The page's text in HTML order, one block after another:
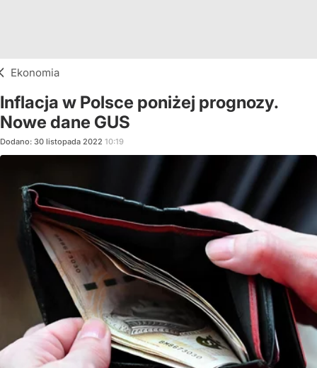
Ekonomia
Inflacja w Polsce poniżej prognozy.
Nowe dane GUS
Dodano: 30 listopada 2022 10:19